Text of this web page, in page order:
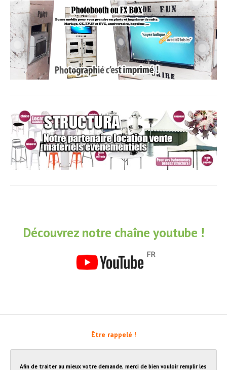
Découvrez notre chaîne youtube !
Être rappelé !
Afin de traiter au mieux votre demande, merci de bien vouloir remplir les